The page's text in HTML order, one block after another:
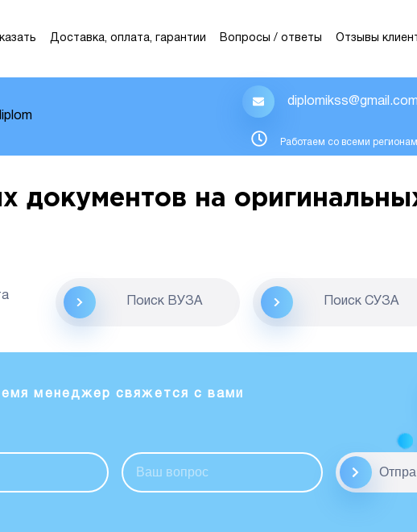
Доставка, оплата, гарантии Вопросы / ответы Отзывы
diplomikss@gmail.com
Работаем со всеми
документов на
Поиск ВУЗА Поиск CУЗА
менеджер свяжется с вами